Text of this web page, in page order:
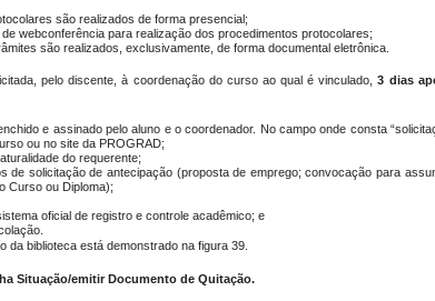
são realizados de forma presencial;
webconferência para realização dos procedimentos protocolares;
são realizados, exclusivamente, de forma documental eletrônica.
pelo discente, à coordenação do curso ao qual é vinculado,3 dias
e assinado pelo aluno e o coordenador. No campo onde consta
ou no site da PROGRAD;
do requerente;
de solicitação de antecipação (proposta de emprego; convocação para
Curso ou Diploma);
oficial de registro e controle acadêmico; e
biblioteca está demonstrado na figura 39.
Situação/emitir Documento de Quitação.